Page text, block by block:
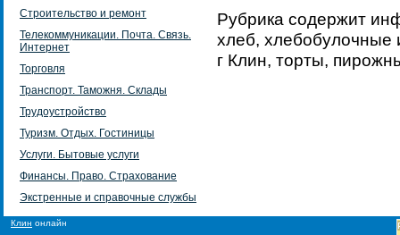
Строительство и ремонт
Телекоммуникации. Почта. Связь.
Интернет
Торговля
Транспорт. Таможня. Склады
Трудоустройство
Туризм. Отдых. Гостиницы
Услуги. Бытовые услуги
Финансы. Право. Страхование
Экстренные и справочные службы
Рубрика содержит
хлеб, хлебобулочные
г Клин, торты,
Клин онлайн